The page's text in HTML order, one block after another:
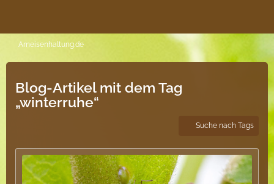
Ameisenhaltung.de
Blog-Artikel mit dem Tag
„winterruhe“
Suche nach Tags